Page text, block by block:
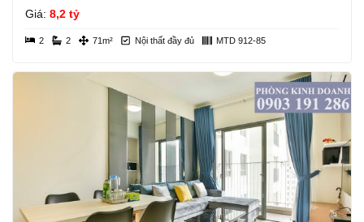
Giá: 8,2 tỷ
2 2 71m² Nội thất đầy đủ MTD 912-85